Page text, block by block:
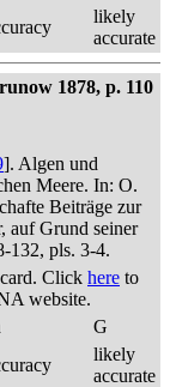
likely
accurate
1878, p. 110
]. Algen und
Meere. In: O.
Beiträge zur
auf Grund seiner
132, pls. 3-4.
Click here to
website.
G
likely
accurate